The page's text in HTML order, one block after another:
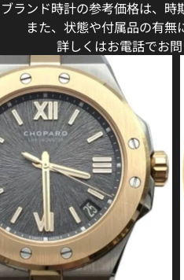
ブランド時計の参考価格は、時
また、状態や付属品の有無
詳しくはお電話でお